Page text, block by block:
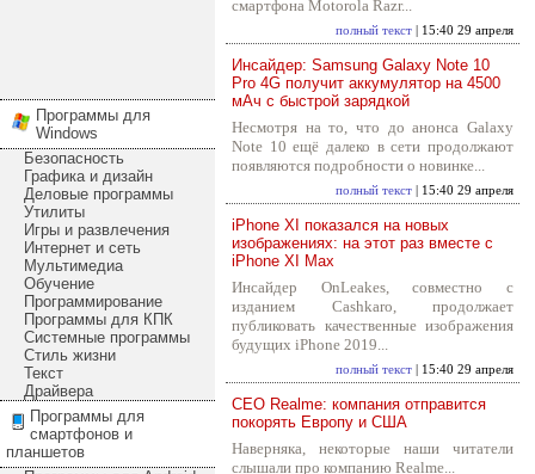
Программы для
Windows
Безопасность
Графика и дизайн
Деловые программы
Утилиты
Игры и развлечения
Интернет и сеть
Мультимедиа
Обучение
Программирование
Программы для КПК
Системные программы
Стиль жизни
Текст
Драйвера
Программы для
смартфонов и
планшетов
смартфона Motorola Razr...
полный текст | 15:40 29 апреля
Инсайдер: Samsung Galaxy Note 10
Pro 4G получит аккумулятор на 4500
мАч с быстрой зарядкой
Несмотря на то, что до анонса Galaxy
Note 10 ещё далеко в сети продолжают
появляются подробности о новинке...
полный текст | 15:40 29 апреля
iPhone XI показался на новых
изображениях: на этот раз вместе с
iPhone XI Max
Инсайдер OnLeakes, совместно с
изданием Cashkaro, продолжает
публиковать качественные изображения
будущих iPhone 2019...
полный текст | 15:40 29 апреля
CEO Realme: компания отправится
покорять Европу и США
Наверняка, некоторые наши читатели
слышали про компанию Realme...